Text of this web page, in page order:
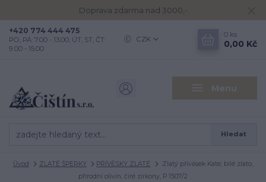
Doprava zdarma nad 3000,-
Menu
CZK
Hledat
+420 774 444 475
PO, PÁ: 7.00 - 13.00, ÚT, ST, ČT:
9.00 - 15.00
0 ks
0,00 Kč
Úvod ZLATÉ ŠPERKY PŘÍVĚSKY ZLATÉ
Zlatý přívěsek Kate, bílé zlato,
přírodní olivín, čiré zirkony, P 1507/2